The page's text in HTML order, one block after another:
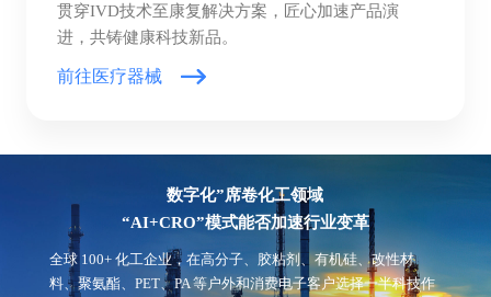
贯穿IVD技术至康复解决方案，匠心加速产品演
进，共铸健康科技新品。
前往医疗器械
数字化”席卷化工领域
“AI+CRO”模式能否加速行业变革
全球 100+ 化工企业，在高分子、胶粘剂、有机硅、改性材
料、聚氨酯、PET、PA 等户外和消费电子客户选择一半科技作